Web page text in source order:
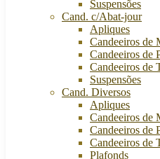
Suspensões
Cand. c/Abat-jour
Apliques
Candeeiros de
Candeeiros de
Candeeiros de
Suspensões
Cand. Diversos
Apliques
Candeeiros de
Candeeiros de
Candeeiros de
Plafonds